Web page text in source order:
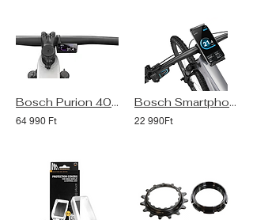
Bosch Purion 400 eBike kijelző (Smart System)
64 990 Ft
Bosch SmartphoneGrip Vertical telefontartó kijelző (Smart System)
22 990Ft